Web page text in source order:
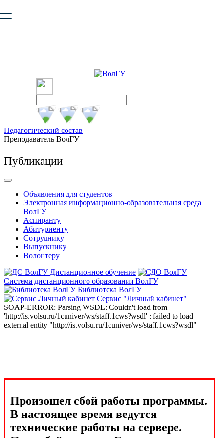
безопасную работу с сайтом. Пожалуйста
Педагогический состав
Преподаватель ВолГУ
Публикации
Объявления для студентов
Электронная информационно-образовательная среда
ВолГУ
Аспиранту
Абитуриенту
Сотруднику
Выпускнику
Волонтеру
Дистанционное обучение
Система дистанционного образования ВолГУ
Библиотека ВолГУ
Сервис "Личный кабинет"
SOAP-ERROR: Parsing WSDL: Couldn't load from
'http://is.volsu.ru/1cuniver/ws/staff.1cws?wsdl' : failed to load
external entity "http://is.volsu.ru/1cuniver/ws/staff.1cws?wsdl"
Произошел сбой работы программы.
В настоящее время ведутся
технические работы на сервере.